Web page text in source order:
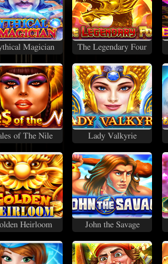
Magician The Legendary Four
of The Nile Lady Valkyrie
Heirloom John the Savage